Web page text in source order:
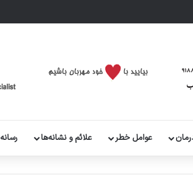
عوامل خطر علائم و نشانه‌ها رسانه